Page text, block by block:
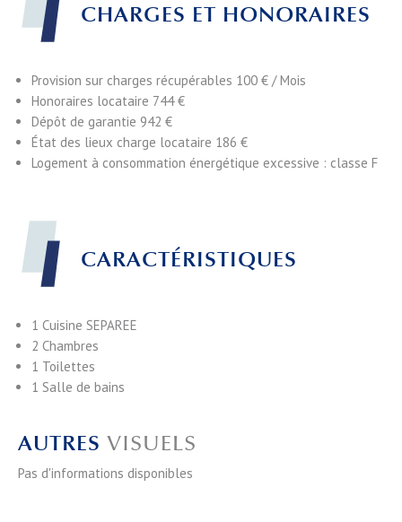
CARACTÉRISTIQUES
1 Cuisine SEPAREE
2 Chambres
1 Toilettes
1 Salle de bains
CHARGES ET HONORAIRES
Provision sur charges récupérables 100 € / Mois
Honoraires locataire 744 €
Dépôt de garantie 942 €
État des lieux charge locataire 186 €
Logement à consommation énergétique excessive : classe F
AUTRES VISUELS
Pas d'informations disponibles